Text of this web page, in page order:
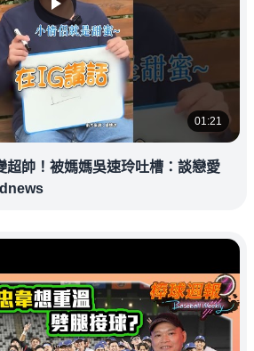
01:21
超帥！被媽媽吳速玲吐槽：談戀愛